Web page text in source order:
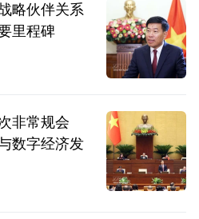
略伙伴关系
里程碑
非常规会
数字经济发